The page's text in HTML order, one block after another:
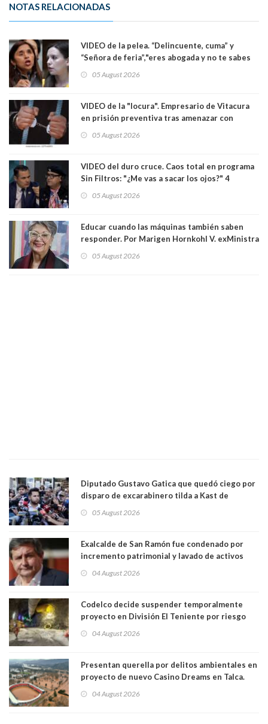
NOTAS RELACIONADAS
VIDEO de la pelea. “Delincuente, cuma” y
“Señora de feria”,"eres abogada y no te sabes
senadoras Camila Flores y Fabiola Campillai en
05 August 2026
VIDEO de la "locura". Empresario de Vitacura
en prisión preventiva tras amenazar con
Los persiguió en potente camioneta
05 August 2026
VIDEO del duro cruce. Caos total en programa
Sin Filtros: "¿Me vas a sacar los ojos?" 4
excarabinero que dejó ciego a Gustavo Gatica:
05 August 2026
Educar cuando las máquinas también saben
responder. Por Marigen Hornkohl V. exMinistra
05 August 2026
Diputado Gustavo Gatica que quedó ciego por
disparo de excarabinero tilda a Kast de
absolución del exuniformado. Presidente DC
05 August 2026
Exalcalde de San Ramón fue condenado por
incremento patrimonial y lavado de activos
04 August 2026
Codelco decide suspender temporalmente
proyecto en División El Teniente por riesgo
04 August 2026
Presentan querella por delitos ambientales en
proyecto de nuevo Casino Dreams en Talca.
y en zona inundable
04 August 2026